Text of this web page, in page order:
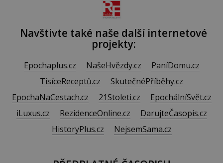
Navštivte také naše další internetové
projekty:
Epochaplus.cz NašeHvězdy.cz
PaníDomu.cz
TisíceReceptů.cz
SkutečnéPříběhy.cz
EpochaNaCestach.cz
21Stoleti.cz
EpochálníSvět.cz
iLuxus.cz
RezidenceOnline.cz
DarujteČasopis.cz
HistoryPlus.cz
NejsemSama.cz